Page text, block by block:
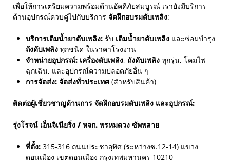
เพื่อให้การเตรียมความพร้อมด้านอัคคีภัยสมบูรณ์ เรายังมีบริการ
ด้านอุปกรณ์ควบคู่ไปกับบริการ จัดฝึกอบรมดับเพลิง:
บริการเติมน้ำยาดับเพลิง: รับ เติมน้ำยาดับเพลิง และซ่อมบำรุง
ถังดับเพลิง ทุกชนิด ในราคาโรงงาน
จำหน่ายอุปกรณ์: เครื่องดับเพลิง, ถังดับเพลิง ทุกรุ่น, โคมไฟ
ฉุกเฉิน, และอุปกรณ์ความปลอดภัยอื่น ๆ
การจัดส่ง: จัดส่งทั่วประเทศ(สำหรับสินค้า)
ติดต่อผู้เชี่ยวชาญด้านการ จัดฝึกอบรมดับเพลิง และอุปกรณ์:
รุ่งโรจน์ เอ็นจิเนียริ่ง / หจก. พรหมดวง ซัพพลาย
ที่ตั้ง: 315-316 ถนนประชาอุทิศ (ระหว่างซ.12-14) แขวง
ดอนเมือง เขตดอนเมือง กรุงเทพมหานคร 10210